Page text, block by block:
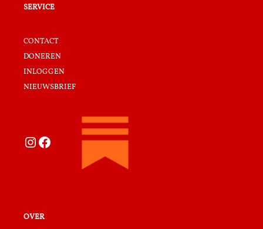
service
contact
doneren
inloggen
nieuwsbrief
Instagram Facebook
over